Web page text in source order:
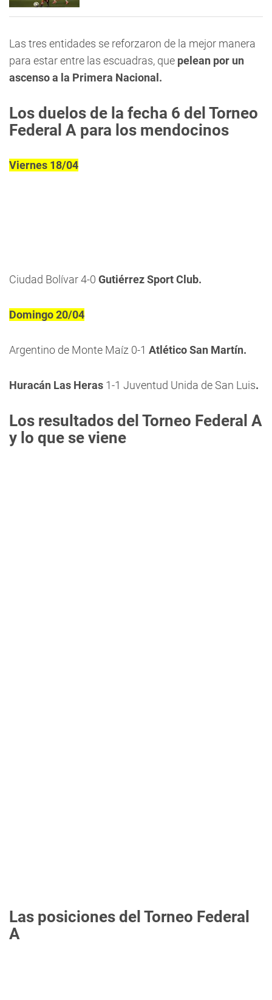
Las tres entidades se reforzaron de la mejor manera
para estar entre las escuadras, que pelean por un
ascenso a la Primera Nacional.
Los duelos de la fecha 6 del Torneo
Federal A para los mendocinos
Viernes 18/04
Ciudad Bolívar 4-0 Gutiérrez Sport Club.
Domingo 20/04
Argentino de Monte Maíz 0-1 Atlético San Martín.
Huracán Las Heras 1-1 Juventud Unida de San Luis.
Los resultados del Torneo Federal A
y lo que se viene
Las posiciones del Torneo Federal
A